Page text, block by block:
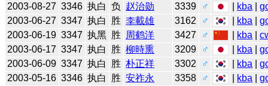
2003-08-27 3346 执白 负 赵治勋 3339 ♂ kba |
2003-06-27 3347 执白 胜 李載雄 3162 ♂ kba |
2003-06-19 3347 执黑 胜 周鹤洋 3427 ♂ kba |
2003-06-17 3347 执白 胜 柳時熏 3209 ♂ kba |
2003-06-09 3347 执白 胜 朴正祥 3302 ♂ kba |
2003-05-16 3346 执白 胜 安祚永 3358 ♂ kba |